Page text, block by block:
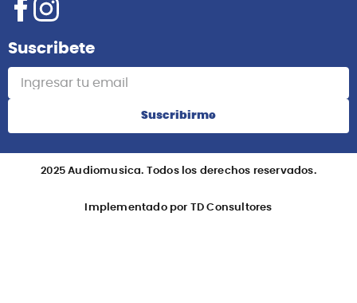
Suscribete
Suscribirme
2025 Audiomusica. Todos los derechos reservados.
Implementado por TD Consultores